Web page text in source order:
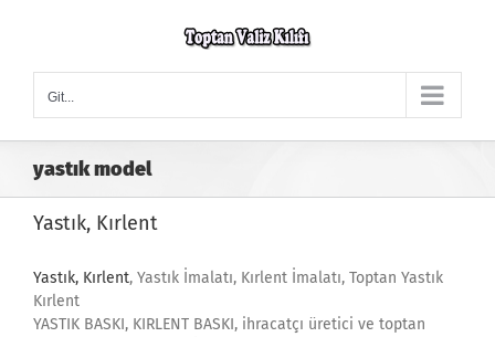
Git...
yastık model
Yastık, Kırlent
Yastık, Kırlent, Yastık İmalatı, Kırlent İmalatı, Toptan Yastık
Kırlent
YASTIK BASKI, KIRLENT BASKI, ihracatçı üretici ve toptan